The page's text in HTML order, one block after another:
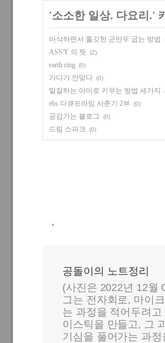
'소소한 일상. 다요리.'
바삭하면서 쫄깃한 군만두 굽는 방법
ASS'Y 의 뜻 (2)
earth ring (0)
가다가 안맞다 (0)
말잘하는 아이로 키우는 방법 세가지
ebs 다큐프라임 사춘기 2부 (0)
공감가는 블로그 (0)
드림 스파크 (0)
,
공돌이의 노트정리
(사진은 2022년 12월
그는 전자회로, 마이
는 과정을 적어두려
이스틱을 만들고, 그
기심을 풀어가는 과